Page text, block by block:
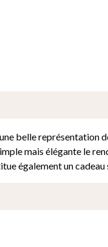
belle représentation
mais élégante le
également un